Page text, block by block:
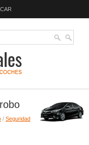
/ Seguridad